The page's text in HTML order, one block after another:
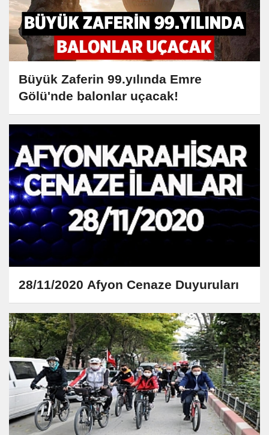
Büyük Zaferin 99.yılında Emre
Gölü'nde balonlar uçacak!
28/11/2020 Afyon Cenaze Duyuruları